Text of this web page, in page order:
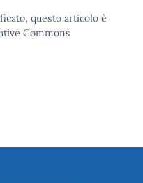
questo articolo è
Commons